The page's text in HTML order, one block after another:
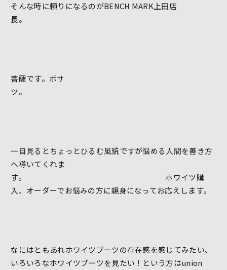
そんな時に頼りになるのがBENCH MARK上田店
長
菩薩です。ボサ
一目見るとちょっとひるむ風貌ですが悩める人間を善き方
へ導いてくれま
す。 ホワイツ購
入、オーダーでお悩みの方に親身になってお応えします。
なにはともあれホワイツブーツの存在感を感じてみたい、
いろいろなホワイツブーツを見たい！という方はunion